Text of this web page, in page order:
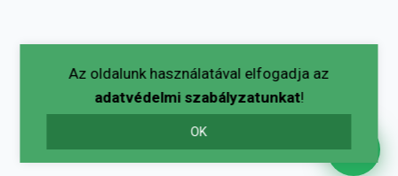
Az oldalunk használatával elfogadja az
adatvédelmi szabályzatunkat!
OK